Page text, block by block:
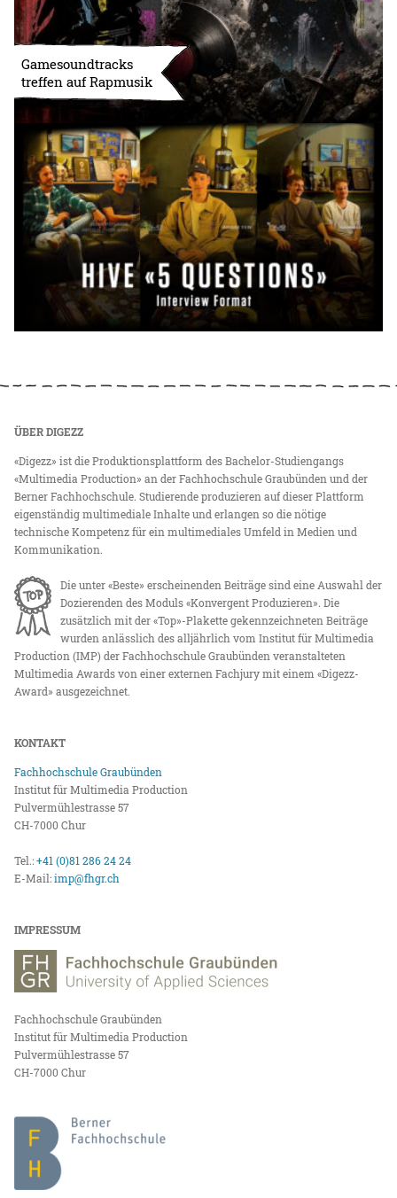
Gamesoundtracks
treffen auf Rapmusik
ÜBER DIGEZZ
«Digezz» ist die Produktionsplattform des Bachelor-Studiengangs
«Multimedia Production» an der Fachhochschule Graubünden und der
Berner Fachhochschule. Studierende produzieren auf dieser Plattform
eigenständig multimediale Inhalte und erlangen so die nötige
technische Kompetenz für ein multimediales Umfeld in Medien und
Kommunikation.
Die unter «Beste» erscheinenden Beiträge sind eine Auswahl der
Dozierenden des Moduls «Konvergent Produzieren». Die
zusätzlich mit der «Top»-Plakette gekennzeichneten Beiträge
wurden anlässlich des alljährlich vom Institut für Multimedia
Production (IMP) der Fachhochschule Graubünden veranstalteten
Multimedia Awards von einer externen Fachjury mit einem «Digezz-
Award» ausgezeichnet.
KONTAKT
Fachhochschule Graubünden
Institut für Multimedia Production
Pulvermühlestrasse 57
CH-7000 Chur
Tel.:+41 (0)81 286 24 24
E-Mail:imp@fhgr.ch
IMPRESSUM
Fachhochschule Graubünden
Institut für Multimedia Production
Pulvermühlestrasse 57
CH-7000 Chur